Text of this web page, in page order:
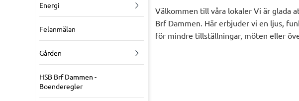
Energi
Felanmälan
Gården
HSB Brf Dammen -
Boenderegler
Välkommen till våra lokaler Vi är glada
Brf Dammen. Här erbjuder vi en ljus,
för mindre tillställningar, möten eller